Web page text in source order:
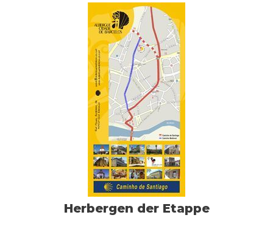
Herbergen der Etappe